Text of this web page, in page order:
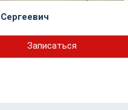
Записаться